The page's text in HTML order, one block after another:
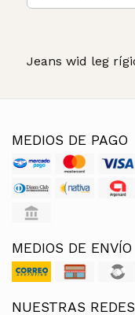
Jeans wid leg
MEDIOS DE PAGO
MEDIOS DE ENVÍO
NUESTRAS